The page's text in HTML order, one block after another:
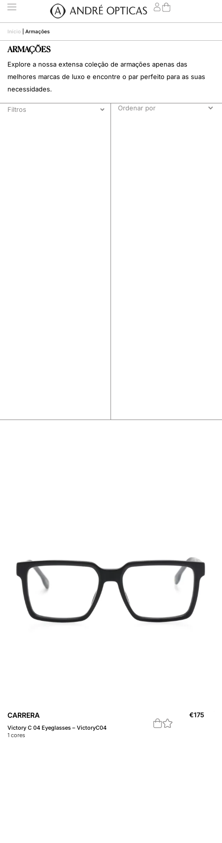
Início Armações
ARMAÇÕES
Explore a nossa extensa coleção de armações apenas das
melhores marcas de luxo e encontre o par perfeito para as suas
necessidades.
Filtros
CARRERA
Victory C 04 Eyeglasses – VictoryC04
1 cores
€175